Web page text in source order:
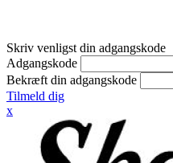
Skriv venligst din adgangskode
Adgangskode
Bekræft din adgangskode
Tilmeld dig
x